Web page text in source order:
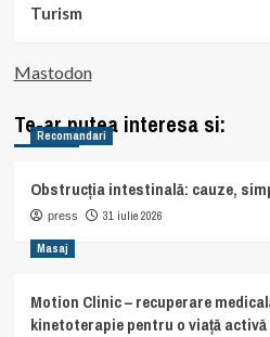
Turism
Mastodon
Te-ar putea interesa si:
Recomandari
Obstrucția intestinală: cauze,
press 31 iulie 2026
Masaj
Motion Clinic – recuperare
kinetoterapie pentru o viață activă